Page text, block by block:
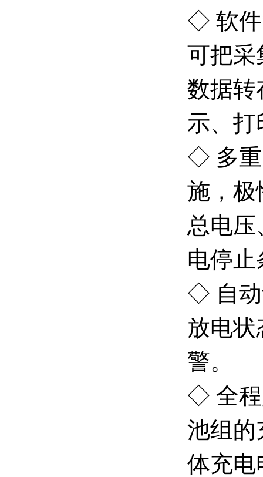
◇ 软件
可把采
数据转
示、打
◇ 多重
施，极
总电压
电停止
◇ 自动
放电
警。
◇ 全程
池组的
体充电